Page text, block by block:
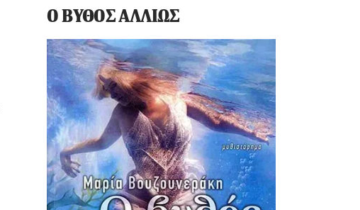
Ο ΒΥΘΟΣ ΑΛΛΙΩΣ